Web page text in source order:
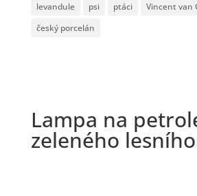
levandule
psi ptáci Vincent van
český porcelán
Lampa na
zeleného